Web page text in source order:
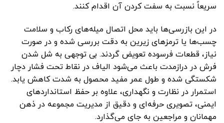
سریعاً نسبت به سفت کردن آن اقدام کنند.
در این بازرسی‌ها باید محل اتصال میله‌های رکاب و سلامت
چسب‌ها یا ترمزهای زیرین به دقت بررسی شده و در صورت
نیاز، قطعات فرسوده تعویض گردند. بی توجهی به شل شدن
فرش در درازمدت باعث می‌شود الیاف در نقاط تحت فشار دچار
شکستگی شده و طول عمر مفید محصول به شدت کاهش یابد.
استمرار در نظارت و نگهداری، علاوه بر حفظ استانداردهای
ایمنی، تصویری حرفه‌ای و دقیق از مدیریت مجموعه در ذهن
مهمانان و مراجعین به جای می‌گذارد.